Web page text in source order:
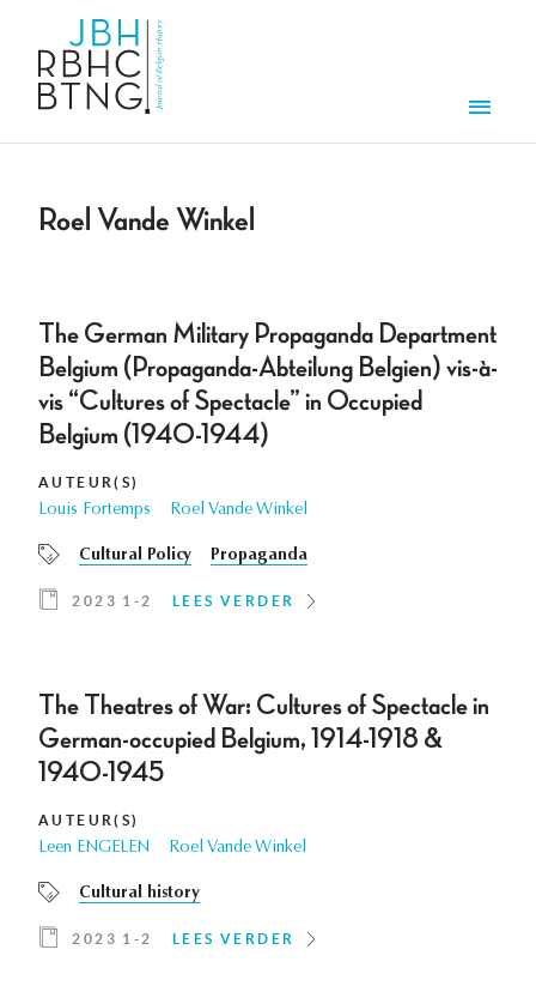
Roel Vande Winkel
The German Military Propaganda Department
Belgium (Propaganda-Abteilung Belgien) vis-à-
vis “Cultures of Spectacle” in Occupied
Belgium (1940-1944)
AUTEUR(S)
Louis Fortemps Roel Vande Winkel
Cultural Policy Propaganda
2023 1-2 LEES VERDER
The Theatres of War: Cultures of Spectacle in
German-occupied Belgium, 1914-1918 &
1940-1945
AUTEUR(S)
Leen ENGELEN Roel Vande Winkel
Cultural history
2023 1-2 LEES VERDER